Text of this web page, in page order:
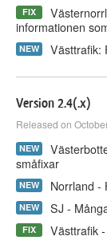
FIX
informationen
NEW Västtrafik:
Version 2.4(.x)
Released on
NEW
småfixar
NEW Norrland -
NEW SJ -
FIX Västtrafik